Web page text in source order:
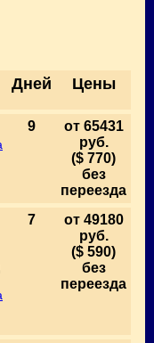
Дней Цены
9
от 65431
руб.
($ 770)
без
переезда
7
от 49180
руб.
($ 590)
без
переезда